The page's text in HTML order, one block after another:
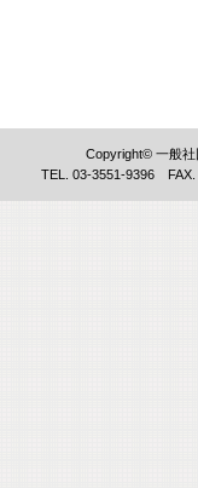
Copyright© 一般
TEL. 03-3551-9396